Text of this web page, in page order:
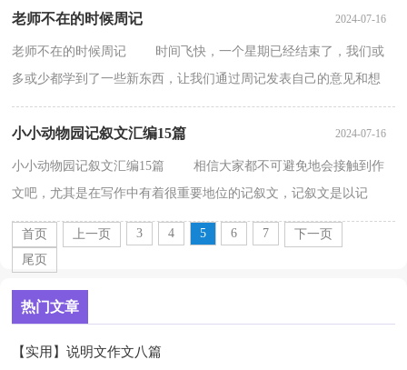
老师不在的时候周记 2024-07-16
老师不在的时候周记 时间飞快，一个星期已经结束了，我们或
多或少都学到了一些新东西，让我们通过周记发表自己的意见和想
法吧。相信许多人会觉得周记很难写吧，以下是小编整...
小小动物园记叙文汇编15篇 2024-07-16
小小动物园记叙文汇编15篇 相信大家都不可避免地会接触到作
文吧，尤其是在写作中有着很重要地位的记叙文，记叙文是以记
叙、描写为主要表达方式，以记人、叙事、写景、状物...
首页
上一页 3 4 5 6 7
下一页
尾页
热门文章
【实用】说明文作文八篇